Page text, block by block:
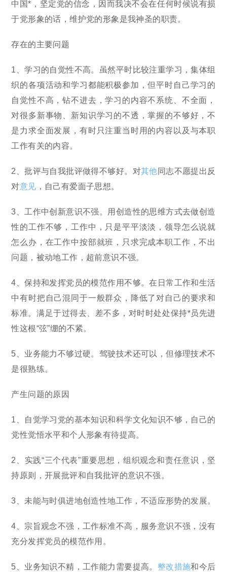
中国*，坚定党的信念，因而我决不会在任何时候说有损
于党形象的话，维护党的形象是我神圣的职责。
存在的主要问题
1、学习的自觉性不高。虽然平时比较注重学习，集体组
织的各项活动和学习都能积极参加，但平时自己学习的
自觉性不高，钻不进去，学习的内容不系统、不全面，
对很多新事物、新知识学习的不透，掌握的不够好，不
是力求全面发展，有时只注重当时用的内容以及与本职
工作有关的内容。
2、批评与自我批评做得不够好。对其他同志不愿提出反
对意见 ，自己有爱面子思想。
3、工作中创新意识不强。用创造性的思维方式去做创造
性的工作不够，工作中，只是平平淡淡，领导怎么说就
怎么办，在工作中按部就班，只求完成本职工作，不出
问题，被动地工作，超前意识不强。
4、保持和发挥党员的模范作用不够。在日常工作和生活
中有时把自己混同于一般群众，降低了对自己的要求和
标准。满足于过得去、差不多，对时时处处保持*员先进
性这根“弦”绷的不紧。
5、业务能力不够过硬。驾驶技术还可以，但修理技术不
是很熟练。
产生问题的原因
1、自觉学习党的基本知识和科学文化知识不够，自己的
党性觉悟水平和个人形象有待提高。
2、实践“三个代表”重要思想，组织观念和责任意识，坚
持原则，开展批评和自我批评的意识不强。
3、未能与时俱进地创造性地工作，不适应形势的发展。
4、宗旨观念不强，工作标准不高，服务意识不强，没有
充分发挥党员的模范作用。
5、业务知识不精，工作能力需要提高。 整改措施和今后